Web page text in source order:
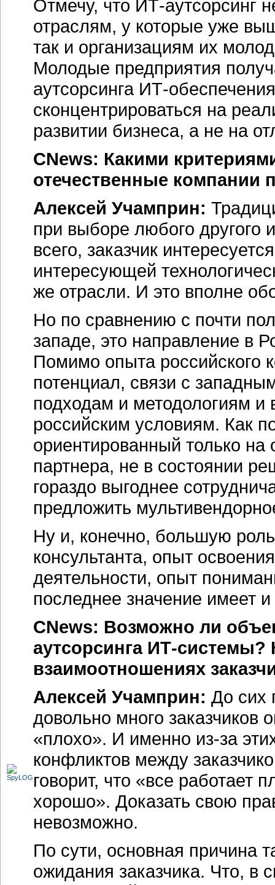
Отмечу, что ИТ-аутсорсинг
отраслям, у которые уже
так и организациям их
Молодые предприятия
аутсорсинга ИТ-
сконцентрироваться на
развитии бизнеса, а не на
CNews: Какими
отечественные компании
Алексей Учамприн:
при выборе любого другого
всего, заказчик
интересующей
же отрасли. И это вполне
Но по сравнению с почти
западе, это направление в
Помимо опыта российского
потенциал, связи с
подходам и методологиям и
российским условиям. Как
ориентированный только на
партнера, не в состоянии
гораздо выгоднее
предложить
Ну и, конечно, большую
консультанта, опыт
деятельности, опыт
последнее значение имеет
CNews: Возможно ли
аутсорсинга ИТ-
взаимоотношениях
Алексей Учамприн: До сих
довольно много
«плохо». И именно из-за
конфликтов между
говорит, что «все работает
хорошо». Доказать свою
невозможно.
По сути, основная причина
ожидания заказчика. Что, в